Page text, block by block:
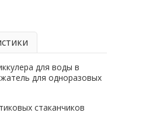
для воды в
для одноразовых
стаканчиков